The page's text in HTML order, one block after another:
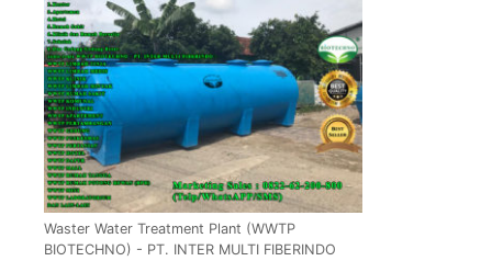
Waster Water Treatment Plant (WWTP
BIOTECHNO) - PT. INTER MULTI FIBERINDO